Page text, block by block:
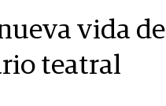
vida de
teatral